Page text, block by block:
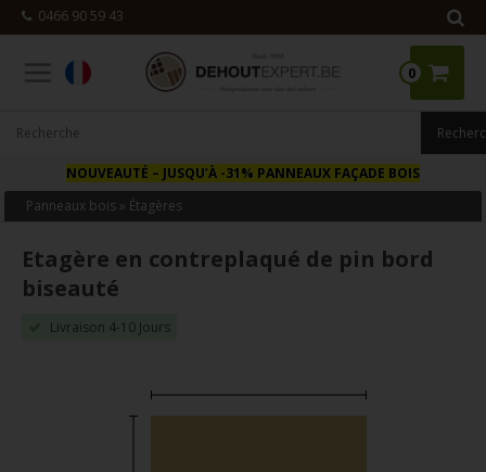
0466 90 59 43
0
NOUVEAUTÉ – JUSQU’À -31% PANNEAUX FAÇADE BOIS
Panneaux bois » Étagères
Etagère en contreplaqué de pin bord
biseauté
Livraison 4-10 Jours